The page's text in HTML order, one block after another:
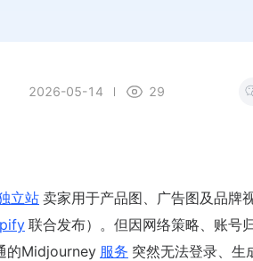
2026-05-14 29
立站 卖家用于产品图、广告图及品牌
联合发布）。但因网络策略、账号
的Midjourney 服务 突然无法登录、生